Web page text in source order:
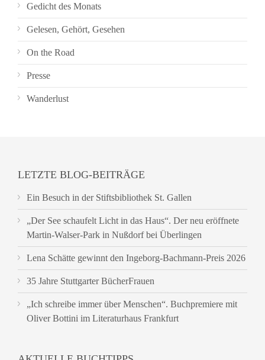
Gedicht des Monats
Gelesen, Gehört, Gesehen
On the Road
Presse
Wanderlust
LETZTE BLOG-BEITRÄGE
Ein Besuch in der Stiftsbibliothek St. Gallen
„Der See schaufelt Licht in das Haus“. Der neu eröffnete
Martin-Walser-Park in Nußdorf bei Überlingen
Lena Schätte gewinnt den Ingeborg-Bachmann-Preis 2026
35 Jahre Stuttgarter BücherFrauen
„Ich schreibe immer über Menschen“. Buchpremiere mit
Oliver Bottini im Literaturhaus Frankfurt